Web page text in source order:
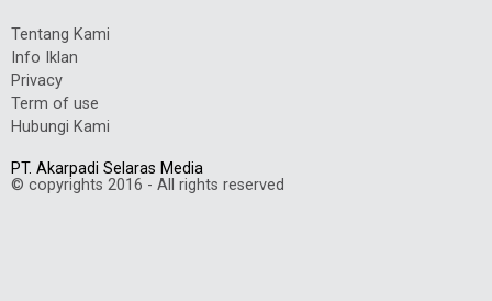
Tentang Kami
Info Iklan
Privacy
Term of use
Hubungi Kami
PT. Akarpadi Selaras Media
© copyrights 2016 - All rights reserved